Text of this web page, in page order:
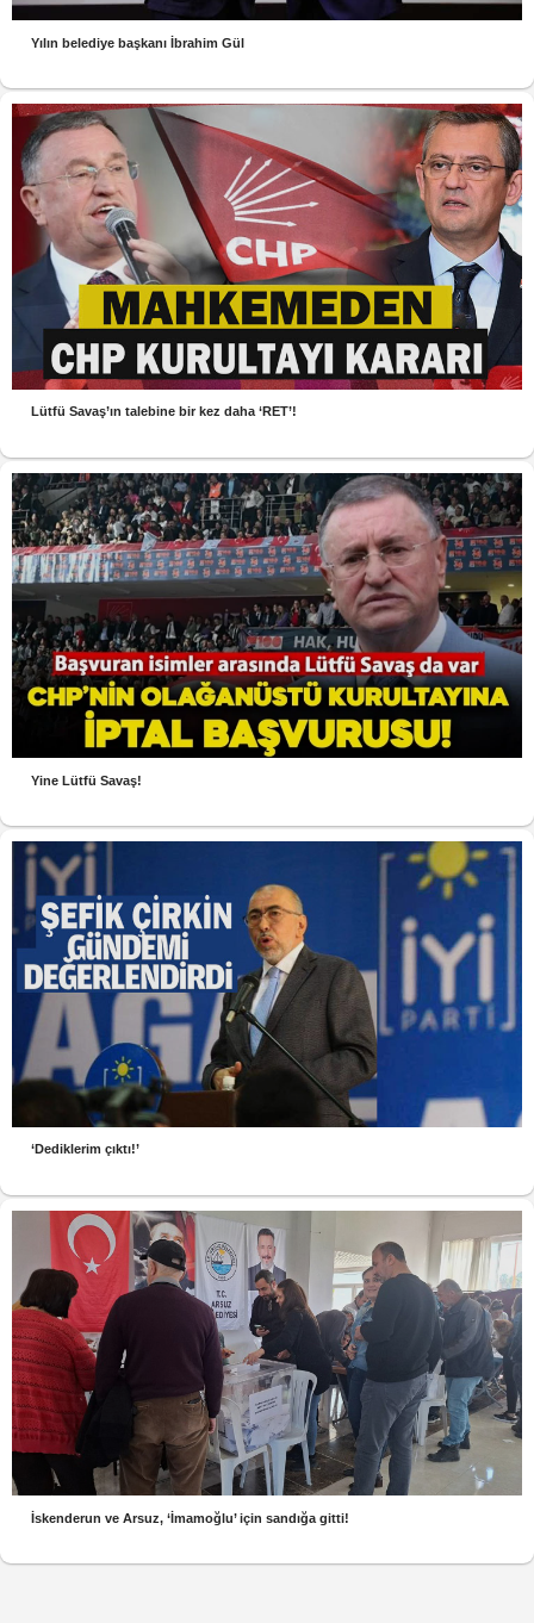
Yılın belediye başkanı İbrahim Gül
Lütfü Savaş’ın talebine bir kez daha ‘RET’!
Yine Lütfü Savaş!
‘Dediklerim çıktı!’
İskenderun ve Arsuz, ‘İmamoğlu’ için sandığa gitti!